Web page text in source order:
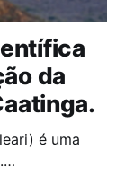
da
é uma